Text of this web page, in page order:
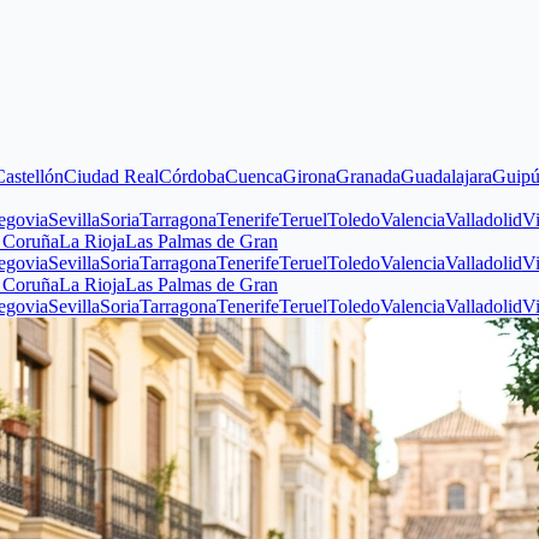
Ciudad RealCórdobaCuencaGironaGranadaGuadalajaraGuipúzcoa
SoriaTarragonaTenerifeTeruelToledoValenciaValladolidVizcaya
La RiojaLas Palmas de Gran
SoriaTarragonaTenerifeTeruelToledoValenciaValladolidVizcaya
La RiojaLas Palmas de Gran
SoriaTarragonaTenerifeTeruelToledoValenciaValladolidVizcaya